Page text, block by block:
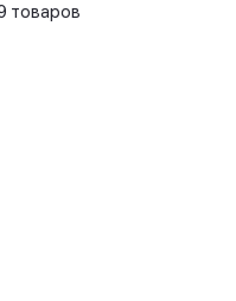
товаров